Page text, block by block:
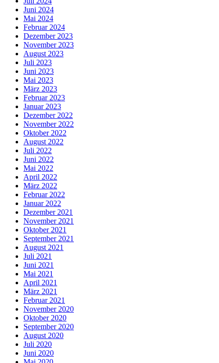
Juni 2024
Mai 2024
Februar 2024
Dezember 2023
November 2023
August 2023
Juli 2023
Juni 2023
Mai 2023
März 2023
Februar 2023
Januar 2023
Dezember 2022
November 2022
Oktober 2022
August 2022
Juli 2022
Juni 2022
Mai 2022
April 2022
März 2022
Februar 2022
Januar 2022
Dezember 2021
November 2021
Oktober 2021
September 2021
August 2021
Juli 2021
Juni 2021
Mai 2021
April 2021
März 2021
Februar 2021
November 2020
Oktober 2020
September 2020
August 2020
Juli 2020
Juni 2020